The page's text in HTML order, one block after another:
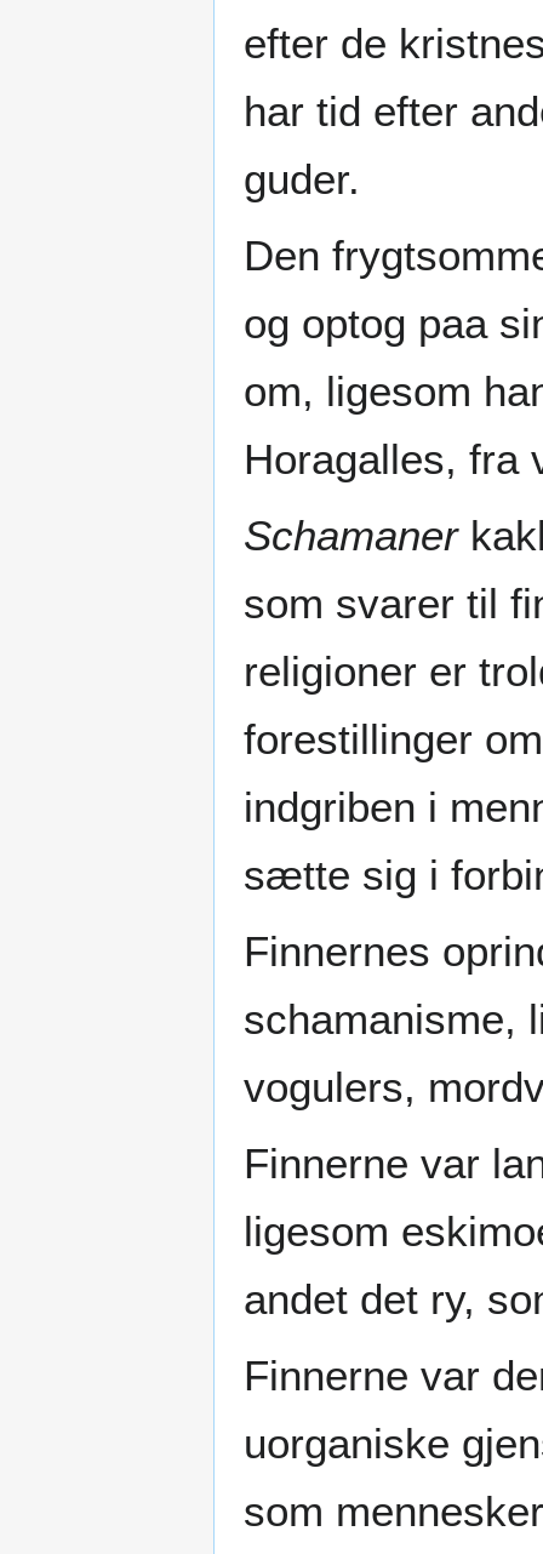
efter de
har tid efter
guder.
Den
og optog paa
om, ligesom
Horagalles, fra
Schamaner
som svarer til
religioner er
forestillinger
indgriben i
sætte sig i
Finnernes
schamanisme,
vogulers,
Finnerne var
ligesom
andet det ry,
Finnerne var
uorganiske
som